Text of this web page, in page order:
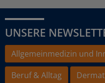
UNSERE
Allgemeinmedizin und
Beruf & Alltag